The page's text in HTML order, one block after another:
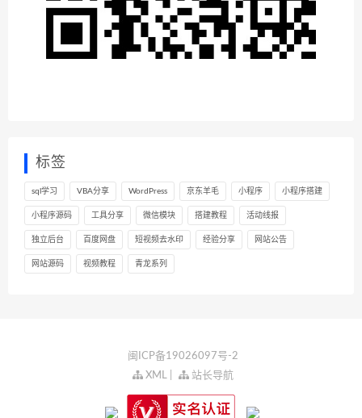
标签
sql学习 VBA分享 WordPress 京东羊毛 小程序 小程序搭建
小程序源码 工具分享 微信模块 搭建教程 活动线报
独立后台 百度网盘 短视频去水印 经验分享 网站公告
网站源码 视频教程 青龙系列
闽ICP备19026097号-2
XML
站长导航